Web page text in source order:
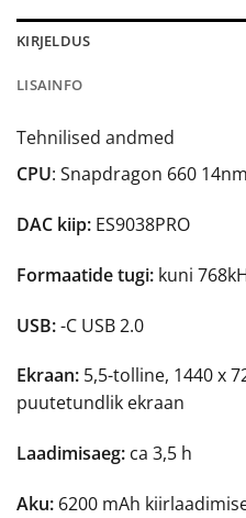
KIRJELDUS
LISAINFO
Tehnilised andmed
CPU: Snapdragon 660
DAC kiip: ES9038PRO
Formaatide tugi: kuni
USB:-C USB 2.0
Ekraan: 5,5-tolline, 1440 x
puutetundlik ekraan
Laadimisaeg: ca 3,5 h
Aku: 6200 mAh